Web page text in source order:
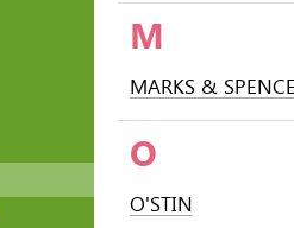
M
MARKS &
O
O'STIN